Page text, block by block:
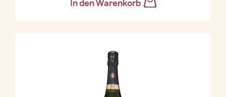
In den Warenkorb